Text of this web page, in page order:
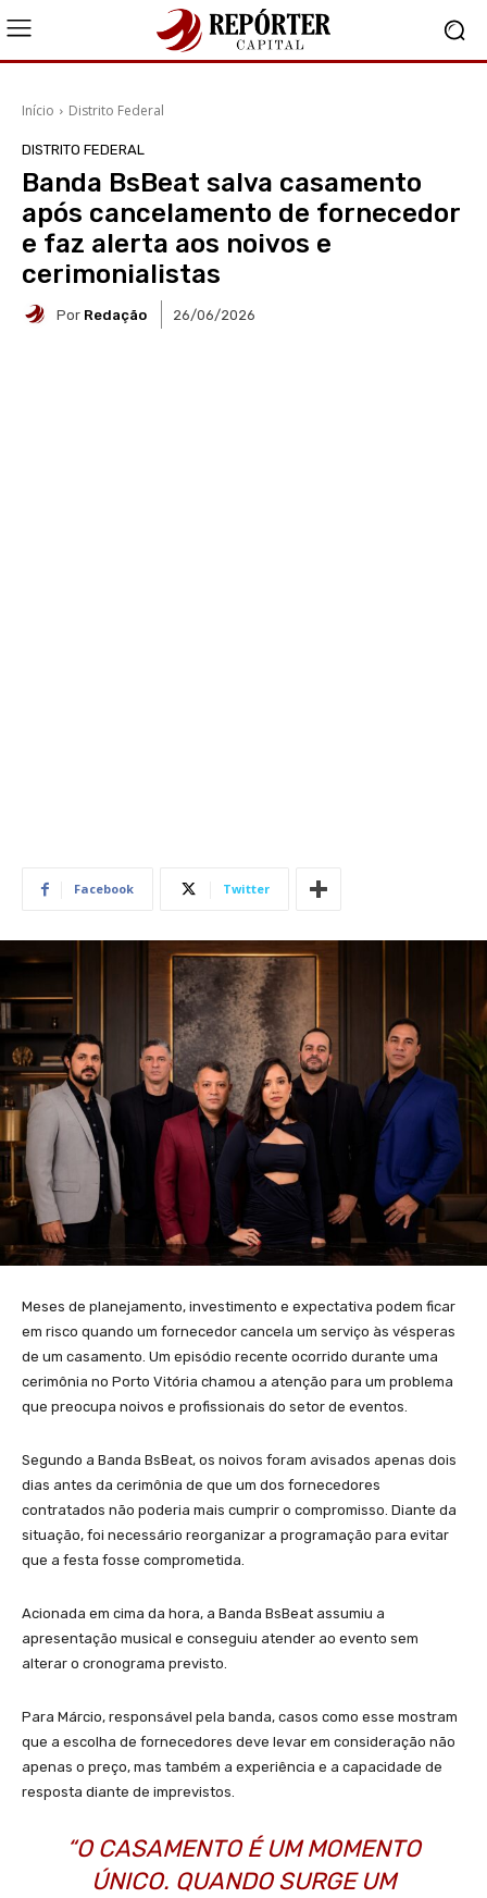
Início Distrito Federal
DISTRITO FEDERAL
Banda BsBeat salva casamento
após cancelamento de fornecedor
e faz alerta aos noivos e
cerimonialistas
Por Redação 26/06/2026
Facebook Twitter
Meses de planejamento, investimento e expectativa podem ficar
em risco quando um fornecedor cancela um serviço às vésperas
de um casamento. Um episódio recente ocorrido durante uma
cerimônia no Porto Vitória chamou a atenção para um problema
que preocupa noivos e profissionais do setor de eventos.
Segundo a Banda BsBeat, os noivos foram avisados apenas dois
dias antes da cerimônia de que um dos fornecedores
contratados não poderia mais cumprir o compromisso. Diante da
situação, foi necessário reorganizar a programação para evitar
que a festa fosse comprometida.
Acionada em cima da hora, a Banda BsBeat assumiu a
apresentação musical e conseguiu atender ao evento sem
alterar o cronograma previsto.
Para Márcio, responsável pela banda, casos como esse mostram
que a escolha de fornecedores deve levar em consideração não
apenas o preço, mas também a experiência e a capacidade de
resposta diante de imprevistos.
“O CASAMENTO É UM MOMENTO
ÚNICO. QUANDO SURGE UM